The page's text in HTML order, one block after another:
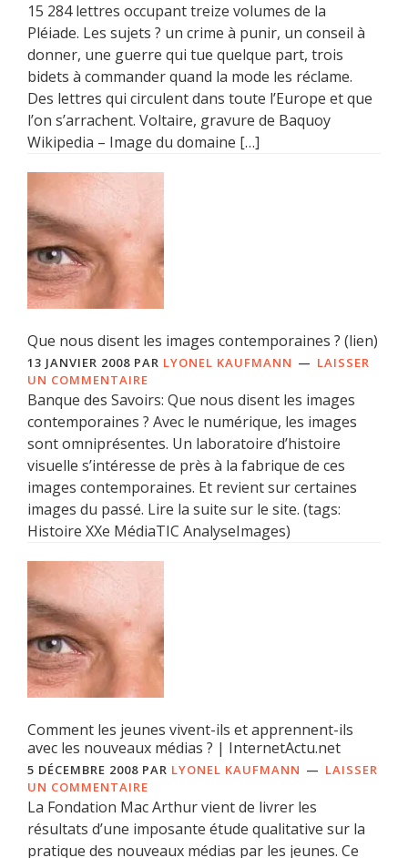
15 284 lettres occupant treize volumes de la
Pléiade. Les sujets ? un crime à punir, un conseil à
donner, une guerre qui tue quelque part, trois
bidets à commander quand la mode les réclame.
Des lettres qui circulent dans toute l’Europe et que
l’on s’arrachent. Voltaire, gravure de Baquoy
Wikipedia – Image du domaine […]
Que nous disent les images contemporaines ? (lien)
13 JANVIER 2008 PAR LYONEL KAUFMANN
LAISSER
UN COMMENTAIRE
Banque des Savoirs: Que nous disent les images
contemporaines ? Avec le numérique, les images
sont omniprésentes. Un laboratoire d’histoire
visuelle s’intéresse de près à la fabrique de ces
images contemporaines. Et revient sur certaines
images du passé. Lire la suite sur le site. (tags:
Histoire XXe MédiaTIC AnalyseImages)
Comment les jeunes vivent-ils et apprennent-ils
avec les nouveaux médias ? | InternetActu.net
5 DÉCEMBRE 2008 PAR LYONEL KAUFMANN
LAISSER
UN COMMENTAIRE
La Fondation Mac Arthur vient de livrer les
résultats d’une imposante étude qualitative sur la
pratique des nouveaux médias par les jeunes. Ce